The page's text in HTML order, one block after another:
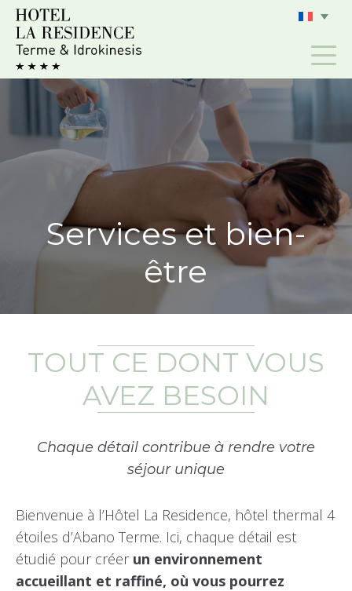
Aller
contenu
Services et bien-
être
TOUT CE DONT VOUS
AVEZ BESOIN
Chaque détail contribue à rendre votre
séjour unique
Bienvenue à l’Hôtel La Residence, hôtel thermal 4
étoiles d’Abano Terme. Ici, chaque détail est
étudié pour créer un environnement
accueillant et raffiné, où vous pourrez